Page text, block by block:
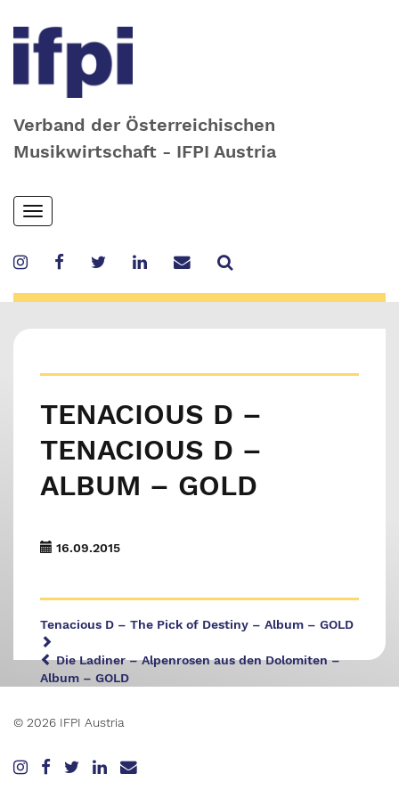
Verband der Österreichischen
Musikwirtschaft - IFPI Austria
Skip
to
content
Toggle
navigation
TENACIOUS D –
TENACIOUS D –
ALBUM – GOLD
16.09.2015
Tenacious D – The Pick of Destiny – Album – GOLD
Die Ladiner – Alpenrosen aus den Dolomiten –
Album – GOLD
© 2026 IFPI Austria